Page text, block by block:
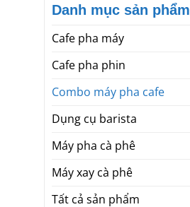
Danh mục sản phẩm
Cafe pha máy
Cafe pha phin
Combo máy pha cafe
Dụng cụ barista
Máy pha cà phê
Máy xay cà phê
Tất cả sản phẩm